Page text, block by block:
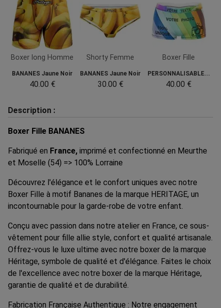
Boxer long Homme
BANANES Jaune Noir
40.00 €
Shorty Femme
BANANES Jaune Noir
30.00 €
Boxer Fille
PERSONNALISABLE...
40.00 €
Description :
Boxer Fille BANANES
Fabriqué en France, imprimé et confectionné en Meurthe
et Moselle (54) => 100% Lorraine
Découvrez l'élégance et le confort uniques avec notre
Boxer Fille à motif Bananes de la marque HERITAGE, un
incontournable pour la garde-robe de votre enfant.
Conçu avec passion dans notre atelier en France, ce sous-
vêtement pour fille allie style, confort et qualité artisanale.
Offrez-vous le luxe ultime avec notre boxer de la marque
Héritage, symbole de qualité et d'élégance. Faites le choix
de l'excellence avec notre boxer de la marque Héritage,
garantie de qualité et de durabilité.
Fabrication Française Authentique : Notre engagement